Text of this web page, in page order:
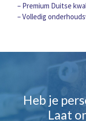
– Premium Duitse
– Volledig
Heb je
Laat